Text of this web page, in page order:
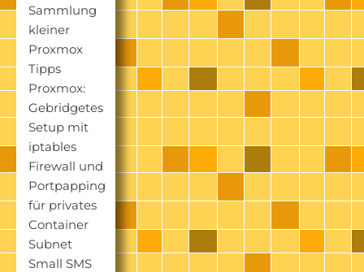
Sammlung
kleiner
Proxmox
Tipps
Proxmox:
Gebridgetes
Setup mit
iptables
Firewall und
Portpapping
für privates
Container
Subnet
Small SMS